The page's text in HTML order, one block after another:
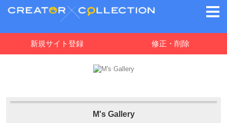
新規サイト登録 修正・削除
M's Gallery